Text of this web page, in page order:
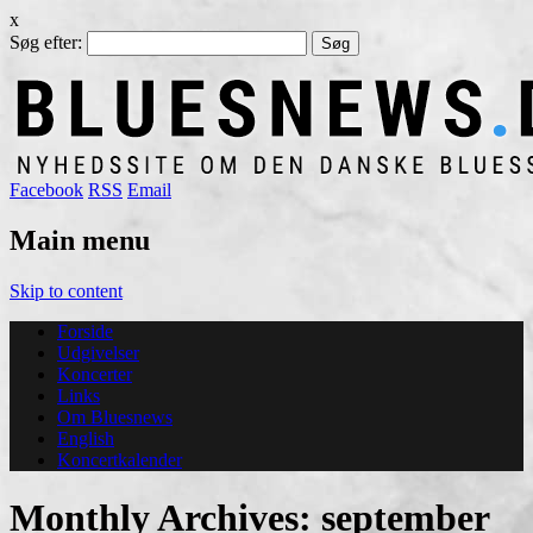
x
Søg efter:
Facebook RSS Email
Main menu
Skip to content
Forside
Udgivelser
Koncerter
Links
Om Bluesnews
English
Koncertkalender
Monthly Archives: september